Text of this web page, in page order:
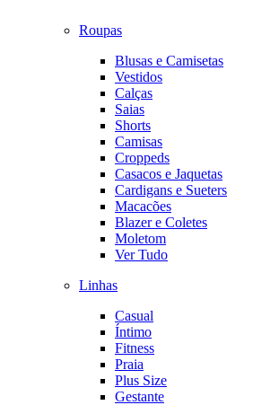
Roupas
Blusas e Camisetas
Vestidos
Calças
Saias
Shorts
Camisas
Croppeds
Casacos e Jaquetas
Cardigans e Sueters
Macacões
Blazer e Coletes
Moletom
Ver Tudo
Linhas
Casual
Íntimo
Fitness
Praia
Plus Size
Gestante